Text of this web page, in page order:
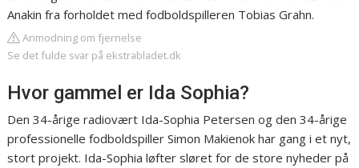
Anakin fra forholdet med fodboldspilleren Tobias Grahn.
Anmodning om fjernelse
Se det fulde svar på ekstrabladet.dk
Hvor gammel er Ida Sophia?
Den 34-årige radiovært Ida-Sophia Petersen og den 34-årige
professionelle fodboldspiller Simon Makienok har gang i et nyt,
stort projekt. Ida-Sophia løfter sløret for de store nyheder på